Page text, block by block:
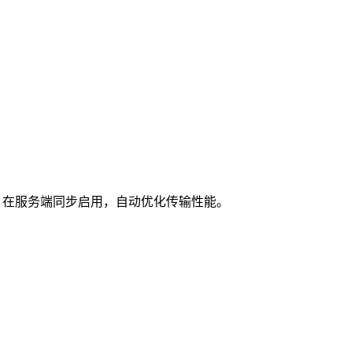
服务端同步启用，自动优化传输性能。